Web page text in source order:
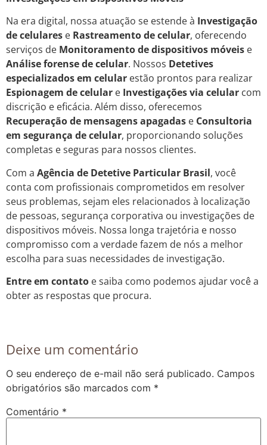
Na era digital, nossa atuação se estende à Investigação
de celulares e Rastreamento de celular, oferecendo
serviços de Monitoramento de dispositivos móveis e
Análise forense de celular. Nossos Detetives
especializados em celular estão prontos para realizar
Espionagem de celular e Investigações via celular com
discrição e eficácia. Além disso, oferecemos
Recuperação de mensagens apagadas e Consultoria
em segurança de celular, proporcionando soluções
completas e seguras para nossos clientes.
Com a Agência de Detetive Particular Brasil, você
conta com profissionais comprometidos em resolver
seus problemas, sejam eles relacionados à localização
de pessoas, segurança corporativa ou investigações de
dispositivos móveis. Nossa longa trajetória e nosso
compromisso com a verdade fazem de nós a melhor
escolha para suas necessidades de investigação.
Entre em contato e saiba como podemos ajudar você a
obter as respostas que procura.
Deixe um comentário
O seu endereço de e-mail não será publicado. Campos
obrigatórios são marcados com *
Comentário *